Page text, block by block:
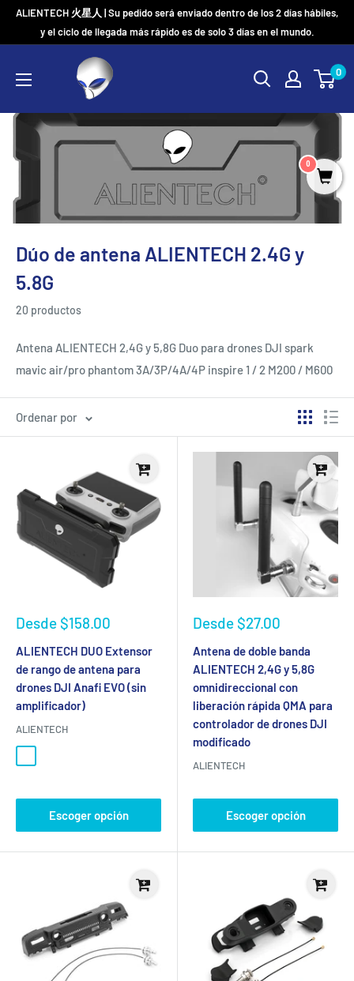
directamente
contenido
ALIENTECH 火星人 | Su pedido será enviado dentro de los 2 días hábiles,
y el ciclo de llegada más rápido es de solo 3 días en el mundo.
0
Dúo de antena ALIENTECH 2.4G y
5.8G
20 productos
Antena ALIENTECH 2,4G y 5,8G Duo para drones DJI spark
mavic air/pro phantom 3A/3P/4A/4P inspire 1 / 2 M200 / M600
Ordenar por
Precio
venta
Desde $158.00
ALIENTECH DUO Extensor
de rango de antena para
drones DJI Anafi EVO (sin
amplificador)
ALIENTECH
Escoger opción
Precio
venta
Desde $27.00
Antena de doble banda
ALIENTECH 2,4G y 5,8G
omnidireccional con
liberación rápida QMA para
controlador de drones DJI
modificado
ALIENTECH
Escoger opción
0